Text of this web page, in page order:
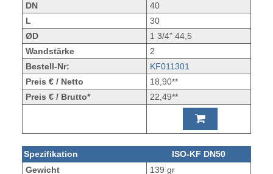
DN
40
L
30
ØD
1 3/4" 44,5
Wandstärke
2
Bestell-Nr:
KF011301
Preis € / Netto
18,90**
Preis € / Brutto*
22,49**
Spezifikation
ISO-KF DN50
Gewicht
139 gr